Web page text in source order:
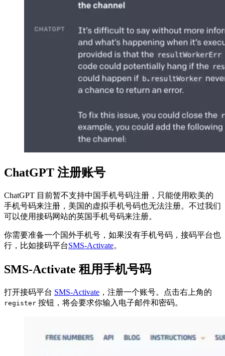
ChatGPT 注册账号
ChatGPT 目前暂不支持中国手机号码注册，只能使用欧美的
手机号码来注册，美国的虚拟手机号码也无法注册。不过我们
可以使用接码网站的英国手机号码来注册。
你需要准备一个国外手机号，如果没有手机号码，接码平台也
行，比如接码平台SMS-Activate。
SMS-Activate 租用手机号码
打开接码平台 SMS-Activate ，注册一个账号。点击右上角的
register 按钮，将会要求你输入电子邮件和密码。